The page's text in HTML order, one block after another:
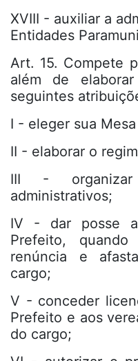
XVIII - auxiliar a
Entidades
Art. 15. Compete
além de
seguintes
I - eleger sua
II - elaborar o
III -
administrativos;
IV - dar posse
Prefeito,
renúncia e
cargo;
V - conceder
Prefeito e aos
do cargo;